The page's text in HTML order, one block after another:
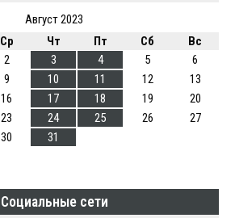
Август 2023
Ср Чт Пт Сб
Вс
2 3 4 5
6
9 10 11 12
13
16 17 18 19
20
23 24 25 26
27
30
31
Социальные сети